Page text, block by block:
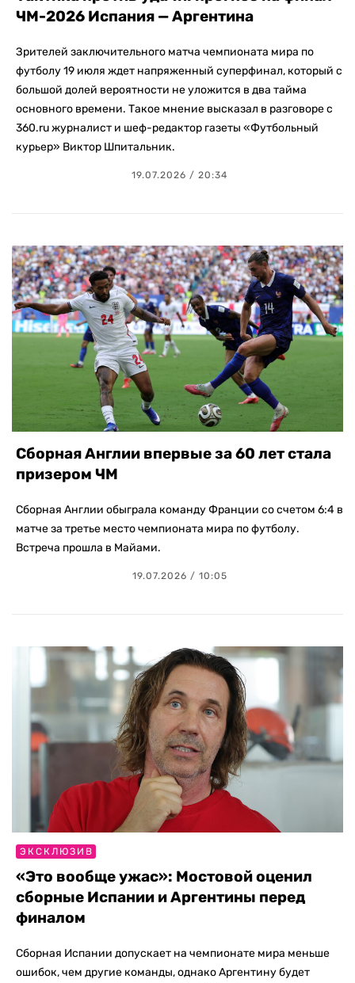
ЧМ-2026 Испания — Аргентина
Зрителей заключительного матча чемпионата мира по
футболу 19 июля ждет напряженный суперфинал, который с
большой долей вероятности не уложится в два тайма
основного времени. Такое мнение высказал в разговоре с
360.ru журналист и шеф-редактор газеты «Футбольный
курьер» Виктор Шпитальник.
19.07.2026 / 20:34
Сборная Англии впервые за 60 лет стала
призером ЧМ
Сборная Англии обыграла команду Франции со счетом 6:4 в
матче за третье место чемпионата мира по футболу.
Встреча прошла в Майами.
19.07.2026 / 10:05
ЭКСКЛЮЗИВ
«Это вообще ужас»: Мостовой оценил
сборные Испании и Аргентины перед
финалом
Сборная Испании допускает на чемпионате мира меньше
ошибок, чем другие команды, однако Аргентину будет